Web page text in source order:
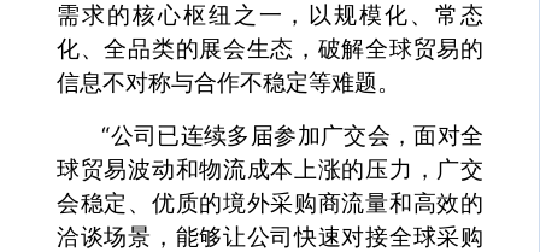
需求的核心枢纽之一，以规模化、常态
化、全品类的展会生态，破解全球贸易的
信息不对称与合作不稳定等难题。
“公司已连续多届参加广交会，面对全
球贸易波动和物流成本上涨的压力，广交
会稳定、优质的境外采购商流量和高效的
洽谈场景，能够让公司快速对接全球采购